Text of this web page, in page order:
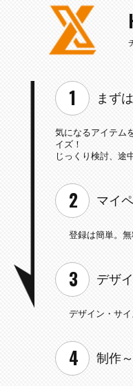
まず
気になるアイテム
イズ！
じっくり検討、途
マイ
登録は簡単。無
デザ
デザイン・サ
制作～